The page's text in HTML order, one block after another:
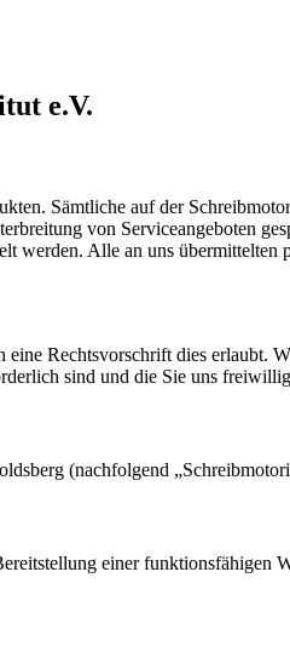
e.V.
Sämtliche auf der
von Serviceangeboten
werden. Alle an uns
Rechtsvorschrift dies erlaubt.
sind und die Sie uns
(nachfolgend
einer funktionsfähigen